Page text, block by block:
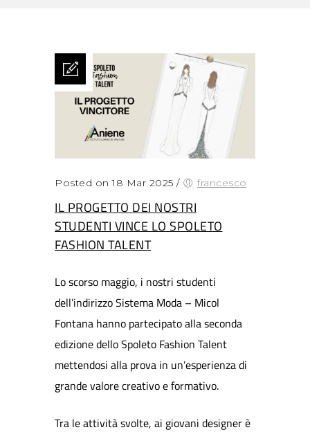
Posted on 18 Mar 2025 / francesco
IL PROGETTO DEI NOSTRI
STUDENTI VINCE LO SPOLETO
FASHION TALENT
Lo scorso maggio, i nostri studenti
dell’indirizzo Sistema Moda – Micol
Fontana hanno partecipato alla seconda
edizione dello Spoleto Fashion Talent
mettendosi alla prova in un’esperienza di
grande valore creativo e formativo.
Tra le attività svolte, ai giovani designer è